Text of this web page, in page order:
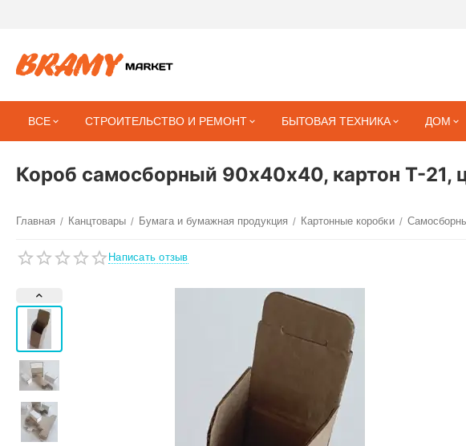
ВСЕ СТРОИТЕЛЬСТВО И РЕМОНТ БЫТОВАЯ ТЕХНИКА ДОМ
Короб самосборный 90х40х40, картон Т-21,
Главная / Канцтовары / Бумага и бумажная продукция / Картонные коробки /
Написать отзыв